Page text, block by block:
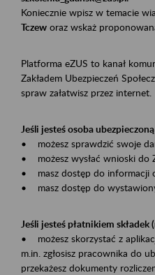
Koniecznie wpisz w temacie
Tczew oraz wskaż
Platforma eZUS to kanał
Zakładem Ubezpieczeń
spraw załatwisz przez internet.
Jeśli jesteś osoba
• możesz sprawdzić swoje
• możesz wysłać wnioski do
• masz dostęp do informacji
• masz dostęp do
Jeśli jesteś płatnikiem składek
• możesz skorzystać z
m.in. zgłosisz pracownika do
przekażesz dokumenty